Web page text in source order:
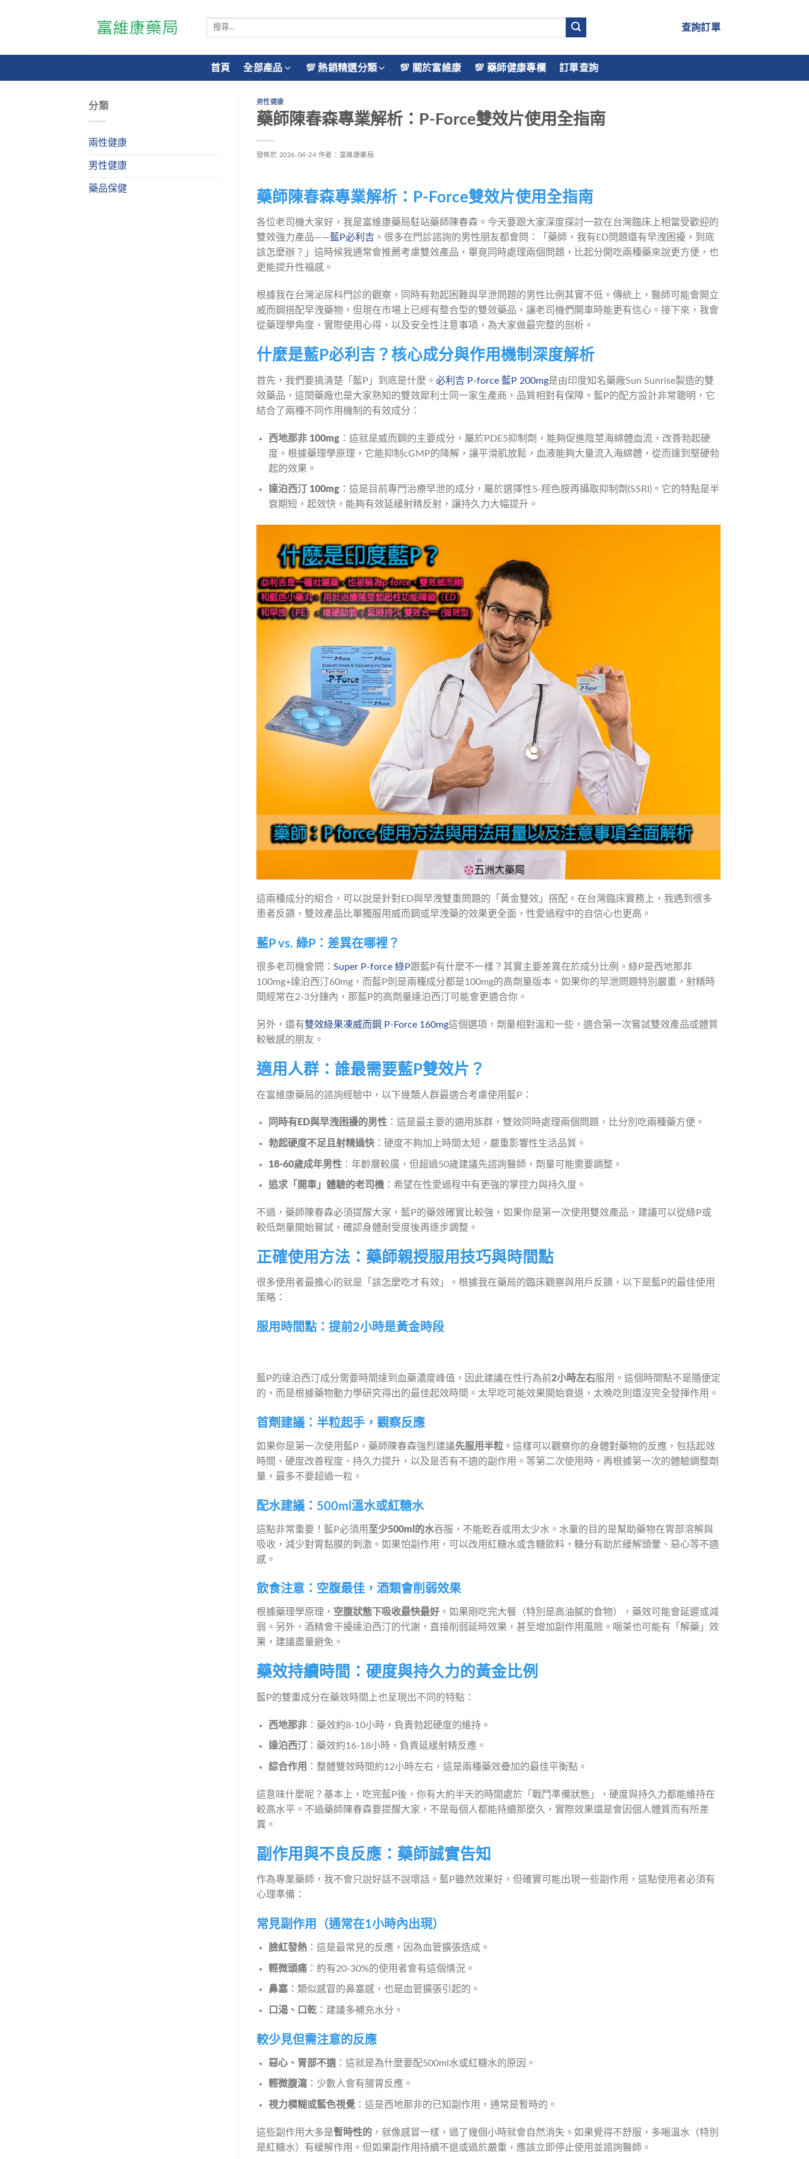
搜
鍵
字:
查詢訂單
首頁 全部產品 💯 熱銷精選分類 💯 關於富維康 💯 藥師健康專欄 訂單查詢
分類
兩性健康
男性健康
藥品保健
男性健康
藥師陳春森專業解析：P-Force雙效片使用全指南
發佈於 2026-04-24 作者： 富維康藥局
藥師陳春森專業解析：P-Force雙效片使用全指南
各位老司機大家好，我是富維康藥局駐站藥師陳春森。今天要跟大家深度探討一款在台灣臨床上相當受歡迎的
雙效強力產品——藍P必利吉 。很多在門診諮詢的男性朋友都會問：「藥師，我有ED問題還有早洩困擾，到底
該怎麼辦？」這時候我通常會推薦考慮雙效產品，畢竟同時處理兩個問題，比起分開吃兩種藥來說更方便，也
更能提升性福感。
根據我在台灣泌尿科門診的觀察，同時有勃起困難與早泄問題的男性比例其實不低。傳統上，醫師可能會開立
威而鋼搭配早洩藥物，但現在市場上已經有整合型的雙效藥品，讓老司機們開車時能更有信心。接下來，我會
從藥理學角度、實際使用心得，以及安全性注意事項，為大家做最完整的剖析。
什麼是藍P必利吉？核心成分與作用機制深度解析
首先，我們要搞清楚「藍P」到底是什麼。 必利吉 P-force 藍P 200mg是由印度知名藥廠Sun Sunrise製造的雙
效藥品，這間藥廠也是大家熟知的雙效犀利士同一家生產商，品質相對有保障。藍P的配方設計非常聰明，它
結合了兩種不同作用機制的有效成分：
西地那非 100mg ：這就是威而鋼的主要成分，屬於PDE5抑制劑，能夠促進陰莖海綿體血流，改善勃起硬
度。根據藥理學原理，它能抑制cGMP的降解，讓平滑肌放鬆，血液能夠大量流入海綿體，從而達到堅硬勃
起的效果。
達泊西汀 100mg ：這是目前專門治療早泄的成分，屬於選擇性5-羥色胺再攝取抑制劑(SSRI)。它的特點是半
衰期短，起效快，能夠有效延緩射精反射，讓持久力大幅提升。
這兩種成分的組合，可以說是針對ED與早洩雙重問題的「黃金雙效」搭配。在台灣臨床實務上，我遇到很多
患者反饋，雙效產品比單獨服用威而鋼或早洩藥的效果更全面，性愛過程中的自信心也更高。
藍P vs. 綠P：差異在哪裡？
很多老司機會問： Super P-force 綠P跟藍P有什麼不一樣？其實主要差異在於成分比例。綠P是西地那非
100mg+達泊西汀60mg，而藍P則是兩種成分都是100mg的高劑量版本。如果你的早泄問題特別嚴重，射精時
間經常在2-3分鐘內，那藍P的高劑量達泊西汀可能會更適合你。
另外，還有雙效綠果凍威而鋼 P-Force 160mg這個選項，劑量相對溫和一些，適合第一次嘗試雙效產品或體質
較敏感的朋友。
適用人群：誰最需要藍P雙效片？
在富維康藥局的諮詢經驗中，以下幾類人群最適合考慮使用藍P：
同時有ED與早洩困擾的男性 ：這是最主要的適用族群，雙效同時處理兩個問題，比分別吃兩種藥方便。
勃起硬度不足且射精過快 ：硬度不夠加上時間太短，嚴重影響性生活品質。
18-60歲成年男性 ：年齡層較廣，但超過50歲建議先諮詢醫師，劑量可能需要調整。
追求「開車」體驗的老司機 ：希望在性愛過程中有更強的掌控力與持久度。
不過，藥師陳春森必須提醒大家，藍P的藥效確實比較強，如果你是第一次使用雙效產品，建議可以從綠P或
較低劑量開始嘗試，確認身體耐受度後再逐步調整。
正確使用方法：藥師親授服用技巧與時間點
很多使用者最擔心的就是「該怎麼吃才有效」。根據我在藥局的臨床觀察與用戶反饋，以下是藍P的最佳使用
策略：
服用時間點：提前2小時是黃金時段
藍P的達泊西汀成分需要時間達到血藥濃度峰值，因此建議在性行為前2小時左右服用。這個時間點不是隨便定
的，而是根據藥物動力學研究得出的最佳起效時間。太早吃可能效果開始衰退，太晚吃則還沒完全發揮作用。
首劑建議：半粒起手，觀察反應
如果你是第一次使用藍P，藥師陳春森強烈建議先服用半粒。這樣可以觀察你的身體對藥物的反應，包括起效
時間、硬度改善程度、持久力提升，以及是否有不適的副作用。等第二次使用時，再根據第一次的體驗調整劑
量，最多不要超過一粒。
配水建議：500ml溫水或紅糖水
這點非常重要！藍P必須用 至少500ml的水吞服，不能乾吞或用太少水。水量的目的是幫助藥物在胃部溶解與
吸收，減少對胃黏膜的刺激。如果怕副作用，可以改用紅糖水或含糖飲料，糖分有助於緩解頭暈、惡心等不適
感。
飲食注意：空腹最佳，酒類會削弱效果
根據藥理學原理， 空腹狀態下吸收最快最好。如果剛吃完大餐（特別是高油膩的食物），藥效可能會延遲或減
弱。另外，酒精會干擾達泊西汀的代謝，直接削弱延時效果，甚至增加副作用風險。喝茶也可能有「解藥」效
果，建議盡量避免。
藥效持續時間：硬度與持久力的黃金比例
藍P的雙重成分在藥效時間上也呈現出不同的特點：
西地那非 ：藥效約8-10小時，負責勃起硬度的維持。
達泊西汀 ：藥效約16-18小時，負責延緩射精反應。
綜合作用 ：整體雙效時間約12小時左右，這是兩種藥效疊加的最佳平衡點。
這意味什麼呢？基本上，吃完藍P後，你有大約半天的時間處於「戰鬥準備狀態」，硬度與持久力都能維持在
較高水平。不過藥師陳春森要提醒大家，不是每個人都能持續那麼久，實際效果還是會因個人體質而有所差
異。
副作用與不良反應：藥師誠實告知
作為專業藥師，我不會只說好話不說壞話。藍P雖然效果好，但確實可能出現一些副作用，這點使用者必須有
心理準備：
常見副作用（通常在1小時內出現）
臉紅發熱 ：這是最常見的反應，因為血管擴張造成。
輕微頭痛 ：約有20-30%的使用者會有這個情況。
鼻塞 ：類似感冒的鼻塞感，也是血管擴張引起的。
口渴、口乾 ：建議多補充水分。
較少見但需注意的反應
惡心、胃部不適 ：這就是為什麼要配500ml水或紅糖水的原因。
輕微腹瀉 ：少數人會有腸胃反應。
視力模糊或藍色視覺 ：這是西地那非的已知副作用，通常是暫時的。
這些副作用大多是暫時性的，就像感冒一樣，過了幾個小時就會自然消失。如果覺得不舒服，多喝溫水（特別
是紅糖水）有緩解作用。但如果副作用持續不退或過於嚴重，應該立即停止使用並諮詢醫師。